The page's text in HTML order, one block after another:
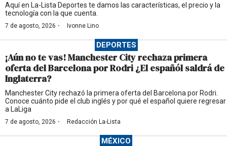
Aquí en La-Lista Deportes te damos las características, el precio y la
tecnología con la que cuenta.
7 de agosto, 2026 · Ivonne Lino
DEPORTES
¡Aún no te vas! Manchester City rechaza primera
oferta del Barcelona por Rodri ¿El españól saldrá de
Inglaterra?
Manchester City rechazó la primera oferta del Barcelona por Rodri.
Conoce cuánto pide el club inglés y por qué el español quiere regresar
a LaLiga
7 de agosto, 2026 · Redacción La-Lista
MÉXICO